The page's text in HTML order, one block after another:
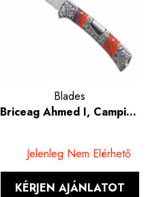
Blades
Briceag Ahmed I, Camping
Fosforescent, 22 cm
Jelenleg Nem Elérhető
KÉRJEN AJÁNLATOT